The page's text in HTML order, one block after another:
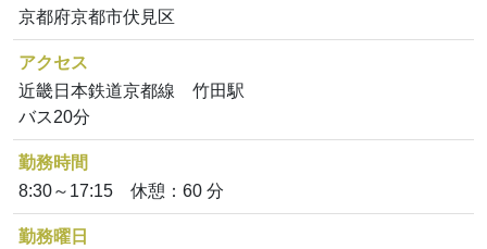
京都府京都市伏見区
アクセス
近畿日本鉄道京都線 竹田駅
バス20分
勤務時間
8:30～17:15 休憩：60 分
勤務曜日